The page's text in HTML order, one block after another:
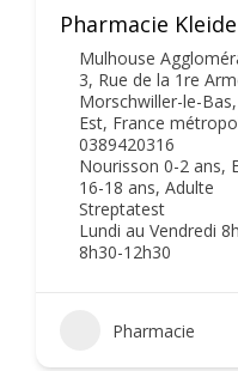
Pharmacie
Mulhouse
3, Rue de la 1re
Morschwiller-le-
Est, France
0389420316
Nourisson 0-2 ans,
16-18 ans, Adulte
Streptatest
Lundi au Vendredi
8h30-12h30
Pharmacie